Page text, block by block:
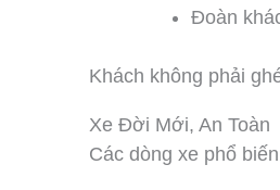
Đoàn
Khách không phải
Xe Đời Mới, An Toàn
Các dòng xe phổ